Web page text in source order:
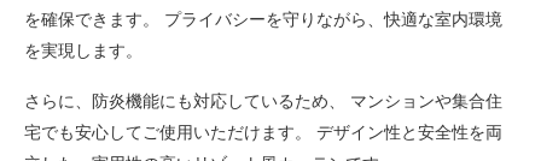
を確保できます。 プライバシーを守りながら、快適な室内環境
を実現します。
さらに、防炎機能にも対応しているため、 マンションや集合住
宅でも安心してご使用いただけます。 デザイン性と安全性を両